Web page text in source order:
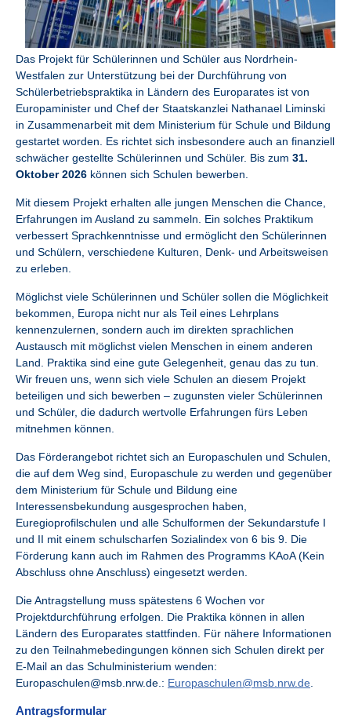
Das Projekt für Schülerinnen und Schüler aus Nordrhein-
Westfalen zur Unterstützung bei der Durchführung von
Schülerbetriebspraktika in Ländern des Europarates ist von
Europaminister und Chef der Staatskanzlei Nathanael Liminski
in Zusammenarbeit mit dem Ministerium für Schule und Bildung
gestartet worden. Es richtet sich insbesondere auch an finanziell
schwächer gestellte Schülerinnen und Schüler. Bis zum 31.
Oktober 2026 können sich Schulen bewerben.
Mit diesem Projekt erhalten alle jungen Menschen die Chance,
Erfahrungen im Ausland zu sammeln. Ein solches Praktikum
verbessert Sprachkenntnisse und ermöglicht den Schülerinnen
und Schülern, verschiedene Kulturen, Denk- und Arbeitsweisen
zu erleben.
Möglichst viele Schülerinnen und Schüler sollen die Möglichkeit
bekommen, Europa nicht nur als Teil eines Lehrplans
kennenzulernen, sondern auch im direkten sprachlichen
Austausch mit möglichst vielen Menschen in einem anderen
Land. Praktika sind eine gute Gelegenheit, genau das zu tun.
Wir freuen uns, wenn sich viele Schulen an diesem Projekt
beteiligen und sich bewerben – zugunsten vieler Schülerinnen
und Schüler, die dadurch wertvolle Erfahrungen fürs Leben
mitnehmen können.
Das Förderangebot richtet sich an Europaschulen und Schulen,
die auf dem Weg sind, Europaschule zu werden und gegenüber
dem Ministerium für Schule und Bildung eine
Interessensbekundung ausgesprochen haben,
Euregioprofilschulen und alle Schulformen der Sekundarstufe I
und II mit einem schulscharfen Sozialindex von 6 bis 9. Die
Förderung kann auch im Rahmen des Programms KAoA (Kein
Abschluss ohne Anschluss) eingesetzt werden.
Die Antragstellung muss spätestens 6 Wochen vor
Projektdurchführung erfolgen. Die Praktika können in allen
Ländern des Europarates stattfinden. Für nähere Informationen
zu den Teilnahmebedingungen können sich Schulen direkt per
E-Mail an das Schulministerium wenden:
Europaschulen@msb.nrw.de.: Europaschulen@msb.nrw.de
Antragsformular